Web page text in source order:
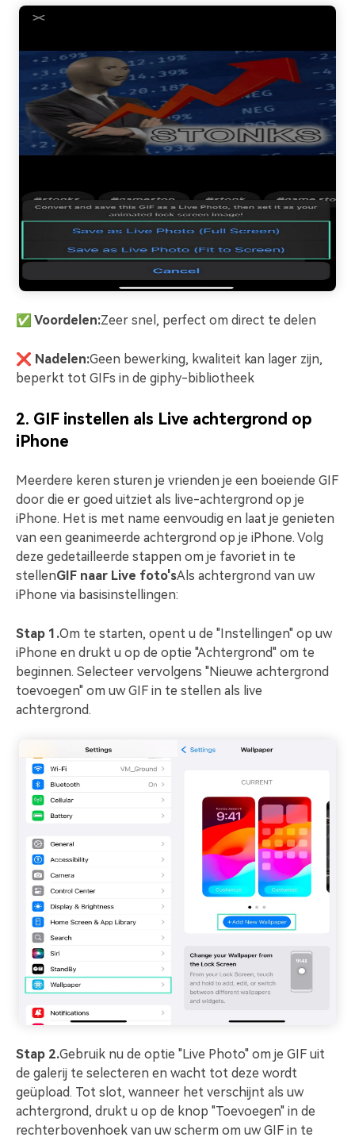
✅ Voordelen:Zeer snel, perfect om direct te delen
❌ Nadelen:Geen bewerking, kwaliteit kan lager zijn,
beperkt tot GIFs in de giphy-bibliotheek
2. GIF instellen als Live achtergrond op
iPhone
Meerdere keren sturen je vrienden je een boeiende GIF
door die er goed uitziet als live-achtergrond op je
iPhone. Het is met name eenvoudig en laat je genieten
van een geanimeerde achtergrond op je iPhone. Volg
deze gedetailleerde stappen om je favoriet in te
stellenGIF naar Live foto'sAls achtergrond van uw
iPhone via basisinstellingen:
Stap 1.Om te starten, opent u de "Instellingen" op uw
iPhone en drukt u op de optie "Achtergrond" om te
beginnen. Selecteer vervolgens "Nieuwe achtergrond
toevoegen" om uw GIF in te stellen als live
achtergrond.
Stap 2.Gebruik nu de optie "Live Photo" om je GIF uit
de galerij te selecteren en wacht tot deze wordt
geüpload. Tot slot, wanneer het verschijnt als uw
achtergrond, drukt u op de knop "Toevoegen" in de
rechterbovenhoek van uw scherm om uw GIF in te